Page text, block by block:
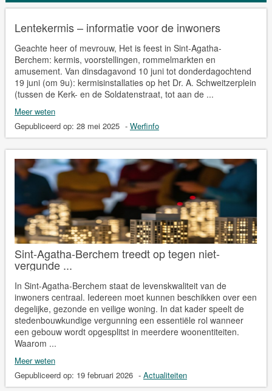
Lentekermis – informatie voor de inwoners
Geachte heer of mevrouw, Het is feest in Sint-Agatha-
Berchem: kermis, voorstellingen, rommelmarkten en
amusement. Van dinsdagavond 10 juni tot donderdagochtend
19 juni (om 9u): kermisinstallaties op het Dr. A. Schweitzerplein
(tussen de Kerk- en de Soldatenstraat, tot aan de ...
Meer weten
Gepubliceerd op: 28 mei 2025 - Werfinfo
Sint-Agatha-Berchem treedt op tegen niet-
vergunde ...
In Sint-Agatha-Berchem staat de levenskwaliteit van de
inwoners centraal. Iedereen moet kunnen beschikken over een
degelijke, gezonde en veilige woning. In dat kader speelt de
stedenbouwkundige vergunning een essentiële rol wanneer
een gebouw wordt opgesplitst in meerdere woonentiteiten.
Waarom ...
Meer weten
Gepubliceerd op: 19 februari 2026 - Actualiteiten